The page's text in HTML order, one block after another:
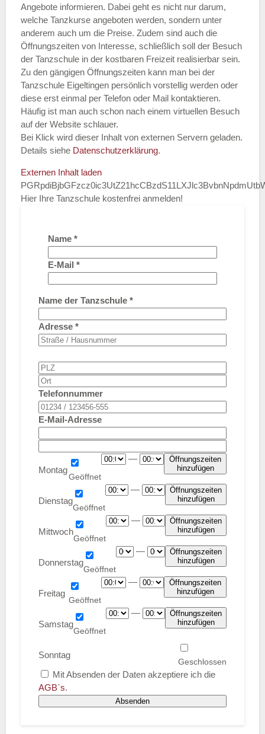
Angebote informieren. Dabei geht es nicht nur darum,
welche Tanzkurse angeboten werden, sondern unter
anderem auch um die Preise. Zudem sind auch die
Öffnungszeiten von Interesse, schließlich soll der Besuch
der Tanzschule in der kostbaren Freizeit realisierbar sein.
Zu den gängigen Öffnungszeiten kann man bei der
Tanzschule Eigeltingen persönlich vorstellig werden oder
diese erst einmal per Telefon oder Mail kontaktieren.
Häufig ist man auch schon nach einem virtuellen Besuch
auf der Website schlauer.
Bei Klick wird dieser Inhalt von externen Servern geladen.
Details siehe Datenschutzerklärung.
Externen Inhalt laden
Hier Ihre Tanzschule kostenfrei anmelden!
Name *
E-Mail *
Name der Tanzschule *
Adresse *
Telefonnummer
E-Mail-Adresse
Montag
—
Öffnungszeiten
hinzufügen
Dienstag
—
Öffnungszeiten
hinzufügen
Mittwoch
—
Öffnungszeiten
hinzufügen
Donnerstag
—
Öffnungszeiten
hinzufügen
Freitag
—
Öffnungszeiten
hinzufügen
Samstag
—
Öffnungszeiten
hinzufügen
Sonntag
Mit Absenden der Daten akzeptiere ich die
AGB`s.
Absenden